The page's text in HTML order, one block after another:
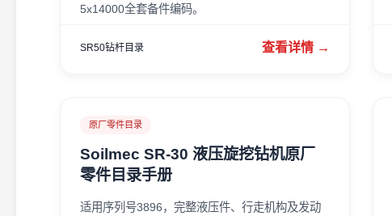
5x14000全套备件编码。
SR50钻杆目录 查看详情 →
原厂零件目录
Soilmec SR-30 液压旋挖钻机原厂
零件目录手册
适用序列号3896，完整液压件、行走机构及发动